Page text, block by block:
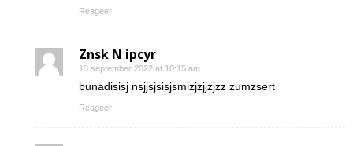
Reageer
Znsk N ipcyr
13 september 2022 at 10:15 am
bunadisisj nsjjsjsisjsmizjzjjzjzz zumzsert
Reageer